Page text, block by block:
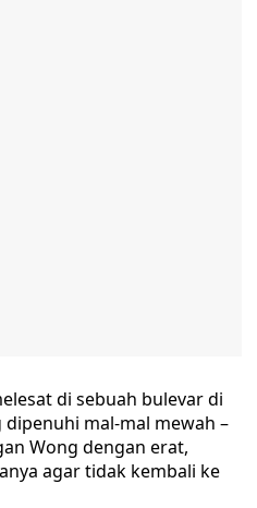
di sebuah bulevar di
dipenuhi mal-mal mewah –
Wong dengan erat,
agar tidak kembali ke